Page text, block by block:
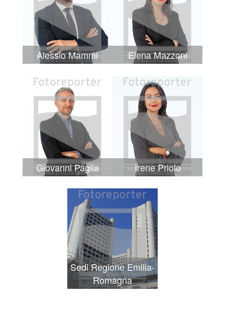
Alessio Mammi Elena Mazzoni
Giovanni Paglia Irene Priolo
Sedi Regione Emilia-
Romagna